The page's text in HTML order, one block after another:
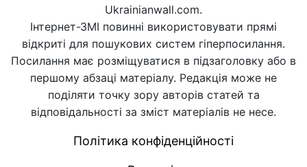
Ukrainianwall.com.
Інтернет-ЗМІ повинні використовувати прямі
відкриті для пошукових систем гіперпосилання.
Посилання має розміщуватися в підзаголовку або в
першому абзаці матеріалу. Редакція може не
поділяти точку зору авторів статей та
відповідальності за зміст матеріалів не несе.
Політика конфіденційності